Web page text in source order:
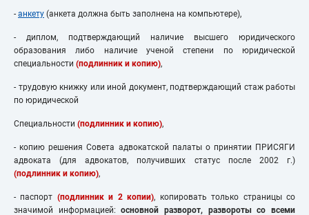
- анкету (анкета должна быть заполнена на компьютере),
- диплом, подтверждающий наличие высшего юридического
образования либо наличие ученой степени по юридической
специальности (подлинник и копию),
- трудовую книжку или иной документ, подтверждающий стаж работы
по юридической
Специальности (подлинник и копию),
- копию решения Совета адвокатской палаты о принятии ПРИСЯГИ
адвоката (для адвокатов, получивших статус после 2002 г.)
(подлинник и копию),
- паспорт (подлинник и 2 копии), копировать только страницы со
значимой информацией:основной разворот, развороты со всеми